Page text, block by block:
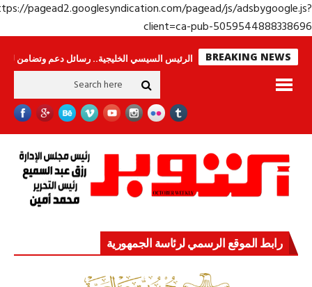
https://pagead2.googlesyndication.com/pagead/js/
client=ca-pub-
BREAKING NEWS
ينامون جولة الرئيس السيسي الخليجية.. رسائل دعم وتضامن للأشقاء
رابط الموقع الرسمي لرئاسة الجمهورية